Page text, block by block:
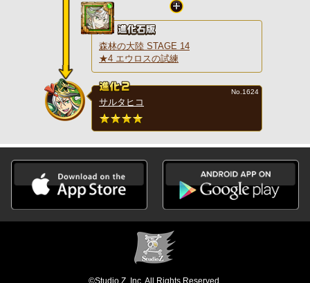
森林の大陸 STAGE 14
★4 エウロスの試練
サルタヒコ
No.1624